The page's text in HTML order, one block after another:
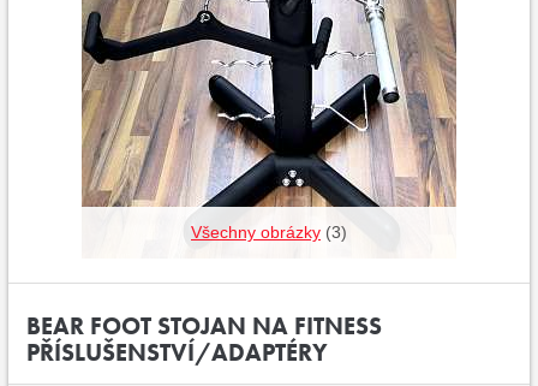
Všechny obrázky (3)
BEAR FOOT STOJAN NA FITNESS
PŘÍSLUŠENSTVÍ/ADAPTÉRY